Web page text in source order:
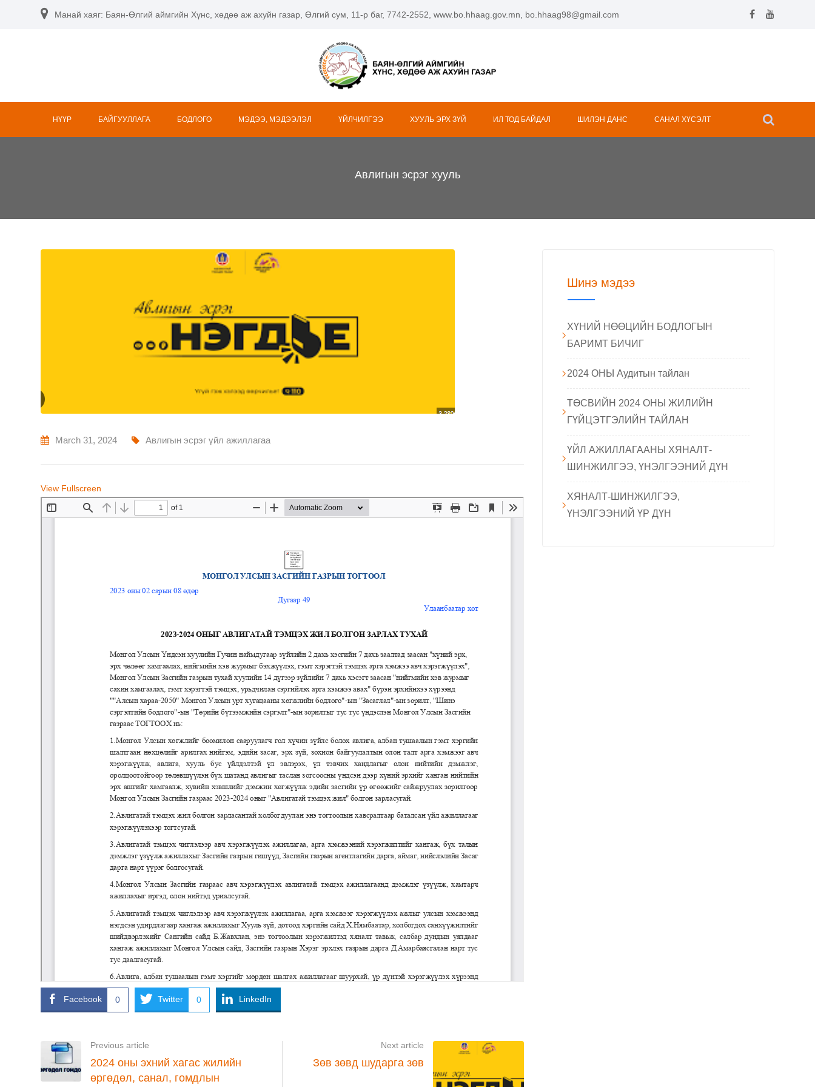
Манай хаяг: Баян-Өлгий аймгийн Хүнс, хөдөө аж ахуйн газар, Өлгий сум, 11-р баг, 7742-2552, www.bo.hhaag.gov.mn, bo.hhaag98@gmail.com
НҮҮР БАЙГУУЛЛАГА БОДЛОГО МЭДЭЭ, МЭДЭЭЛЭЛ ҮЙЛЧИЛГЭЭ ХУУЛЬ ЭРХ ЗҮЙ ИЛ ТОД БАЙДАЛ ШИЛЭН ДАНС САНАЛ ХҮСЭЛТ
Авлигын эсрэг хууль
March 31, 2024 Авлигын эсрэг үйл ажиллагаа
View Fullscreen
Facebook 0 Twitter 0 LinkedIn
Previous article
2024 оны эхний хагас жилийн
өргөдөл, санал, гомдлын
Next article
Зөв зөвд шударга зөв
Шинэ мэдээ
ХҮНИЙ НӨӨЦИЙН БОДЛОГЫН
БАРИМТ БИЧИГ
2024 ОНЫ Аудитын тайлан
ТӨСВИЙН 2024 ОНЫ ЖИЛИЙН
ГҮЙЦЭТГЭЛИЙН ТАЙЛАН
ҮЙЛ АЖИЛЛАГААНЫ ХЯНАЛТ-
ШИНЖИЛГЭЭ, ҮНЭЛГЭЭНИЙ ДҮН
ХЯНАЛТ-ШИНЖИЛГЭЭ,
ҮНЭЛГЭЭНИЙ ҮР ДҮН